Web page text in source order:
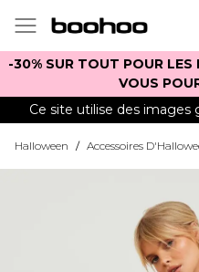
-30% SUR TOUT POUR LES
VOUS
Ce site utilise des images
Halloween / Accessoires